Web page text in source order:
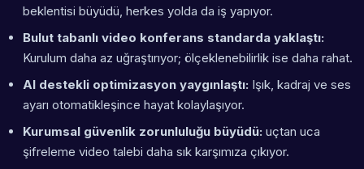
beklentisi büyüdü, herkes yolda da iş yapıyor.
Bulut tabanlı video konferans standarda yaklaştı:
Kurulum daha az uğraştırıyor; ölçeklenebilirlik ise daha rahat.
AI destekli optimizasyon yaygınlaştı: Işık, kadraj ve ses
ayarı otomatikleşince hayat kolaylaşıyor.
Kurumsal güvenlik zorunluluğu büyüdü: uçtan uca
şifreleme video talebi daha sık karşımıza çıkıyor.